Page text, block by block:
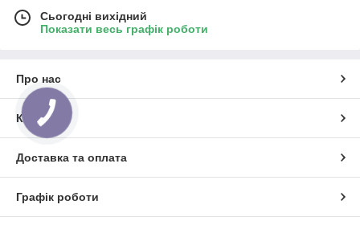
Сьогодні вихідний
Показати весь графік роботи
Про нас
Контакти
Доставка та оплата
Графік роботи
КНОПКА
ЗВ'ЯЗКУ